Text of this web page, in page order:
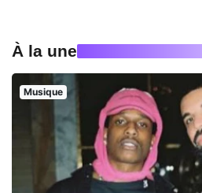
À la une
Musique